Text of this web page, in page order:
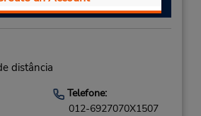
distância
Telefone:
012-6927070X1507